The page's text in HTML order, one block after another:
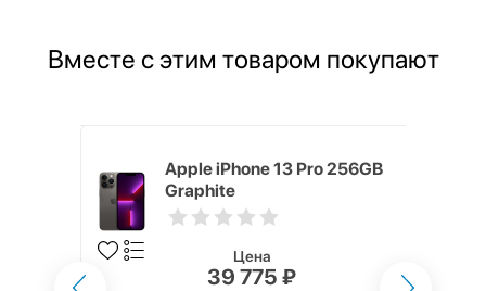
Вместе с этим товаром покупают
Apple iPhone 13 Pro 256GB
Graphite
Цена
39 775 ₽